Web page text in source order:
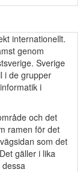
internationellt.
genom
Sverige
i de grupper
i
och det
ramen för det
som det
gäller i lika